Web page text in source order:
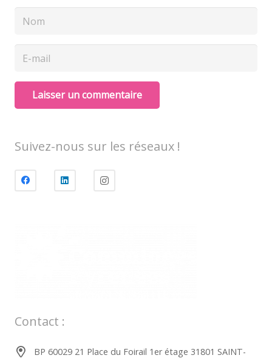
Laisser un commentaire
Suivez-nous sur les réseaux !
Contact :
BP 60029 21 Place du Foirail 1er étage 31801 SAINT-